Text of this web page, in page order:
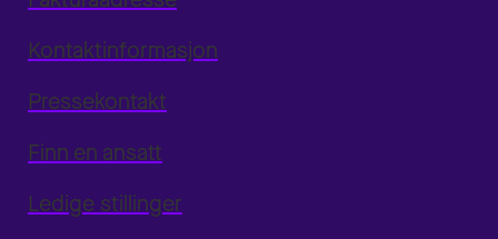
Kontaktinformasjon
Pressekontakt
Finn en ansatt
Ledige stillinger